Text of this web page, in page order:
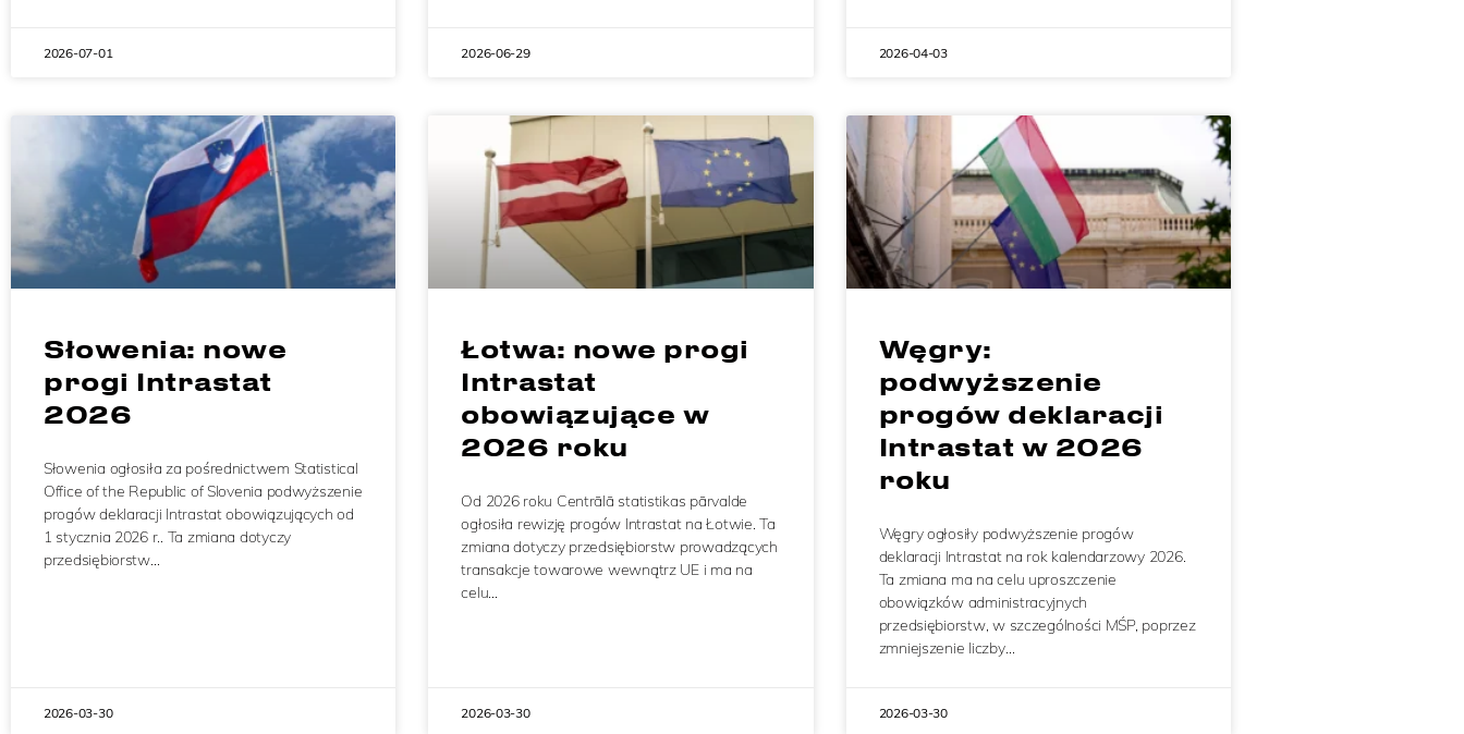
2026-07-01 2026-06-29 2026-04-03
Słowenia: nowe
progi Intrastat
2026
Słowenia ogłosiła za pośrednictwem Statistical
Office of the Republic of Slovenia podwyższenie
progów deklaracji Intrastat obowiązujących od
1 stycznia 2026 r.. Ta zmiana dotyczy
przedsiębiorstw…
2026-03-30
Łotwa: nowe progi
Intrastat
obowiązujące w
2026 roku
Od 2026 roku Centrālā statistikas pārvalde
ogłosiła rewizję progów Intrastat na Łotwie. Ta
zmiana dotyczy przedsiębiorstw prowadzących
transakcje towarowe wewnątrz UE i ma na
celu…
2026-03-30
Węgry:
podwyższenie
progów deklaracji
Intrastat w 2026
roku
Węgry ogłosiły podwyższenie progów
deklaracji Intrastat na rok kalendarzowy 2026.
Ta zmiana ma na celu uproszczenie
obowiązków administracyjnych
przedsiębiorstw, w szczególności MŚP, poprzez
zmniejszenie liczby…
2026-03-30